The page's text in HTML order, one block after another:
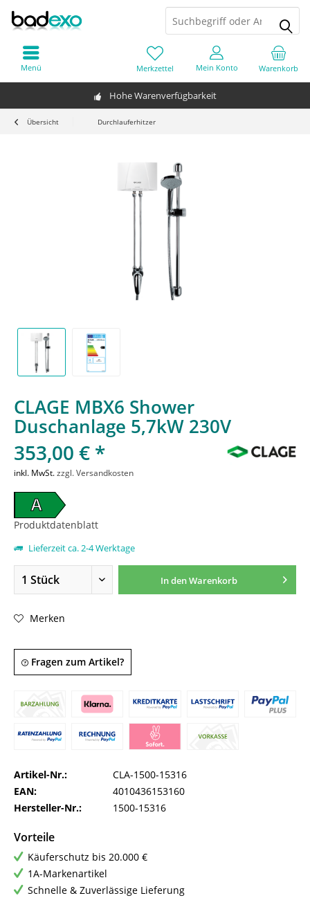
Hohe Warenverfügbarkeit
Warenkorb
Merkzettel Mein Konto
Menü
Übersicht Durchlauferhitzer
CLAGE MBX6 Shower
Duschanlage 5,7kW 230V
353,00 € *
inkl. MwSt.zzgl. Versandkosten
A
Produktdatenblatt
Lieferzeit ca. 2-4 Werktage
In denWarenkorb
Merken
Fragen zum Artikel?
Artikel-Nr.:
CLA-1500-15316
EAN:
4010436153160
Hersteller-Nr.:
1500-15316
Vorteile
Käuferschutz bis 20.000 €
1A-Markenartikel
Schnelle & Zuverlässige Lieferung